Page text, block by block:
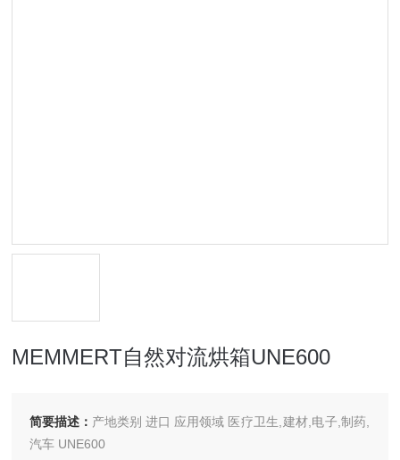
MEMMERT自然对流烘箱UNE600
简要描述： 产地类别 进口 应用领域 医疗卫生,建材,电子,制药,
汽车 UNE600